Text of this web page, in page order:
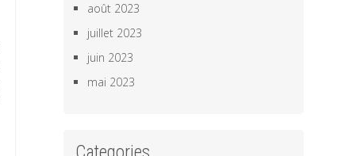
août 2023
juillet 2023
juin 2023
mai 2023